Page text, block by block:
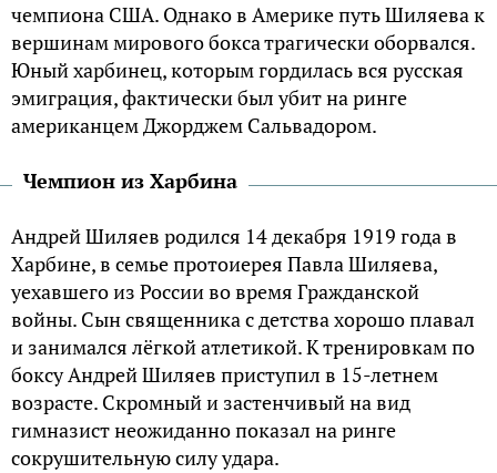
чемпиона США. Однако в Америке путь Шиляева к
вершинам мирового бокса трагически оборвался.
Юный харбинец, которым гордилась вся русская
эмиграция, фактически был убит на ринге
американцем Джорджем Сальвадором.
Чемпион из Харбина
Андрей Шиляев родился 14 декабря 1919 года в
Харбине, в семье протоиерея Павла Шиляева,
уехавшего из России во время Гражданской
войны. Сын священника с детства хорошо плавал
и занимался лёгкой атлетикой. К тренировкам по
боксу Андрей Шиляев приступил в 15-летнем
возрасте. Скромный и застенчивый на вид
гимназист неожиданно показал на ринге
сокрушительную силу удара.